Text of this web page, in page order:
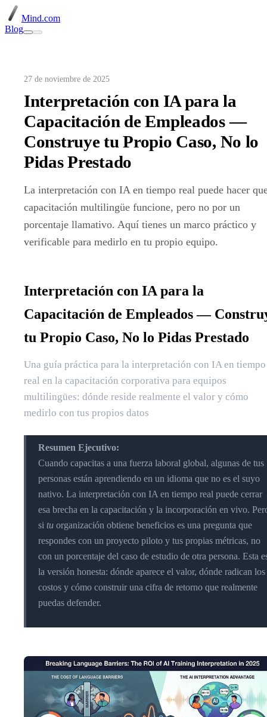
Mind.com
Blog
27 de noviembre de 2025
Interpretación con IA para la
Capacitación de Empleados —
Construye tu Propio Caso, No lo
Pidas Prestado
La interpretación con IA en tiempo real puede hacer
capacitación multilingüe funcione, pero no por un
porcentaje llamativo. Aquí tienes un marco práctico y
verificable para medirlo en tu propio equipo.
Interpretación con IA para la
Capacitación de Empleados —
tu Propio Caso, No lo Pidas Prestado
Una guía práctica para la interpretación con IA en tiempo
real en la capacitación corporativa para equipos
multilingües: dónde reside realmente el valor y cómo
medirlo con tus propios datos
Resumen Ejecutivo:
Cuando capacitas a una fuerza laboral global, algunas de tus
personas están aprendiendo en un idioma que no es el suyo
nativo. La interpretación con IA en tiempo real puede cerrar
esa brecha en la capacitación y la incorporación en vivo.
si tu organización obtiene beneficios es una pregunta que
respondes con un proyecto piloto y tus propias métricas, no
con un porcentaje del caso de estudio de otra persona. Esta
la versión honesta: dónde aparece el valor, dónde radican los
costos y cómo construir una cifra de retorno que realmente
puedas defender.